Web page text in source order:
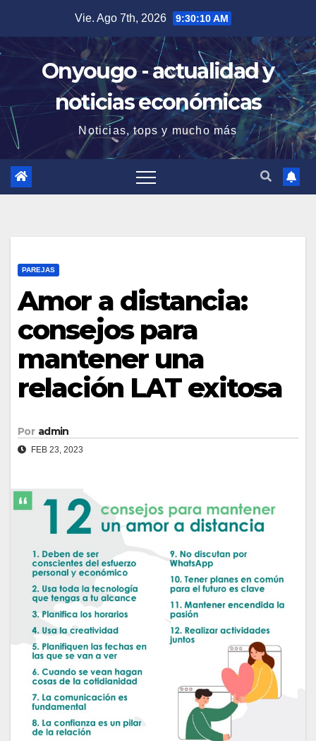
contenido
Vie. Ago 7th, 2026 9:30:11 AM
Onyougo - actualidad y
noticias económicas
Noticias, tops y mucho más
PAREJAS
Amor a distancia:
consejos para
mantener una
relación LAT exitosa
Por admin
FEB 23, 2023